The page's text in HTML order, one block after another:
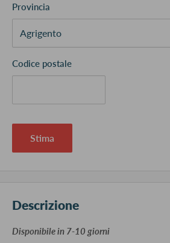
Provincia
Codice postale
Stima
Descrizione
​Disponibile in 7-10 giorni